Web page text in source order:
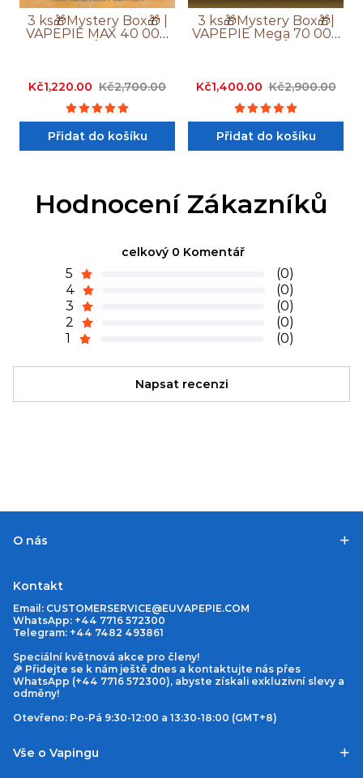
3 ks🎁Mystery Box🎁 |
VAPEPIE MAX 40 000
Kč1,220.00 Kč2,700.00
Přidat do košíku
3 ks🎁Mystery Box🎁|
VAPEPIE Mega 70 000
Kč1,400.00 Kč2,900.00
Přidat do košíku
Hodnocení Zákazníků
celkový 0 Komentář
5
(0)
4
(0)
3
(0)
2
(0)
1
(0)
Napsat recenzi
O nás
Kontakt
Email: CUSTOMERSERVICE@EUVAPEPIE.COM
WhatsApp: +44 7716 572300
Telegram: +44 7482 493861
Speciální květnová akce pro členy!
🎉 Přidejte se k nám ještě dnes a kontaktujte nás přes
WhatsApp (+44 7716 572300), abyste získali exkluzivní slevy a
odměny!
Otevřeno: Po-Pá 9:30-12:00 a 13:30-18:00 (GMT+8)
Vše o Vapingu